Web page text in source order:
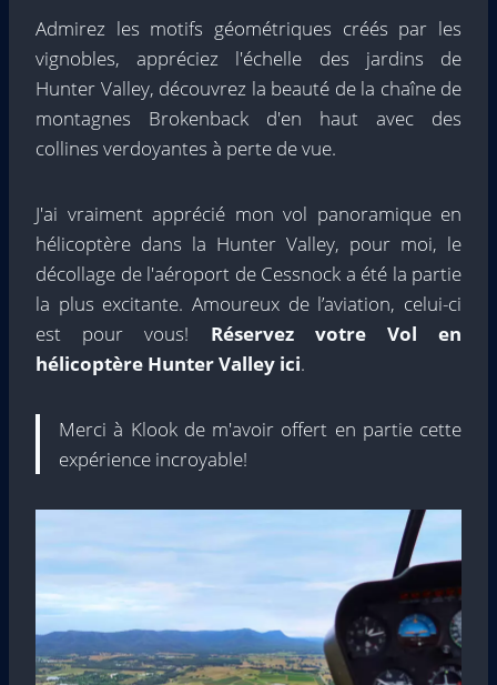
Admirez les motifs géométriques créés par les
vignobles, appréciez l'échelle des jardins de
Hunter Valley, découvrez la beauté de la chaîne de
montagnes Brokenback d'en haut avec des
collines verdoyantes à perte de vue.
J'ai vraiment apprécié mon vol panoramique en
hélicoptère dans la Hunter Valley, pour moi, le
décollage de l'aéroport de Cessnock a été la partie
la plus excitante. Amoureux de l’aviation, celui-ci
est pour vous! Réservez votre
Vol en
hélicoptère Hunter Valley ici.
Merci à Klook de m'avoir offert en partie cette
expérience incroyable!